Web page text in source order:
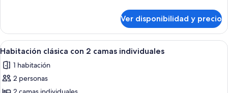
familiar
Ver disponibilidad y precio
Ver
todas
las
fotos
Habitación de hotel con dos camas,
1
Habitación clásica con 2 camas individuales
1 habitación
2 personas